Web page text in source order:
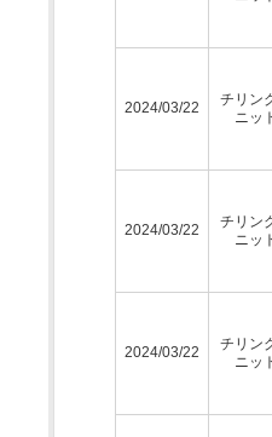
2024/03/22
チリン
ニッ
2024/03/22
チリン
ニッ
2024/03/22
チリン
ニッ